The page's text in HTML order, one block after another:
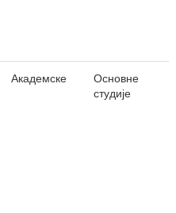
Академске
Основне
студије